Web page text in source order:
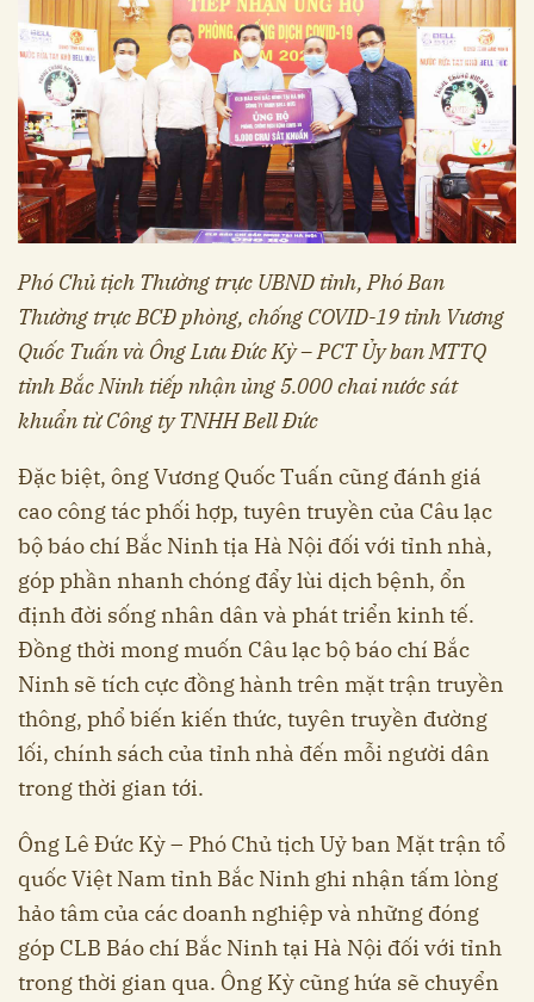
Phó Chủ tịch Thường trực UBND tỉnh, Phó Ban
Thường trực BCĐ phòng, chống COVID-19 tỉnh Vương
Quốc Tuấn và Ông Lưu Đức Kỳ – PCT Ủy ban MTTQ
tỉnh Bắc Ninh tiếp nhận ủng 5.000 chai nước sát
khuẩn từ Công ty TNHH Bell Đức
Đặc biệt, ông Vương Quốc Tuấn cũng đánh giá
cao công tác phối hợp, tuyên truyền của Câu lạc
bộ báo chí Bắc Ninh tịa Hà Nội đối với tỉnh nhà,
góp phần nhanh chóng đẩy lùi dịch bệnh, ổn
định đời sống nhân dân và phát triển kinh tế.
Đồng thời mong muốn Câu lạc bộ báo chí Bắc
Ninh sẽ tích cực đồng hành trên mặt trận truyền
thông, phổ biến kiến thức, tuyên truyền đường
lối, chính sách của tỉnh nhà đến mỗi người dân
trong thời gian tới.
Ông Lê Đức Kỳ – Phó Chủ tịch Uỷ ban Mặt trận tổ
quốc Việt Nam tỉnh Bắc Ninh ghi nhận tấm lòng
hảo tâm của các doanh nghiệp và những đóng
góp CLB Báo chí Bắc Ninh tại Hà Nội đối với tỉnh
trong thời gian qua. Ông Kỳ cũng hứa sẽ chuyển